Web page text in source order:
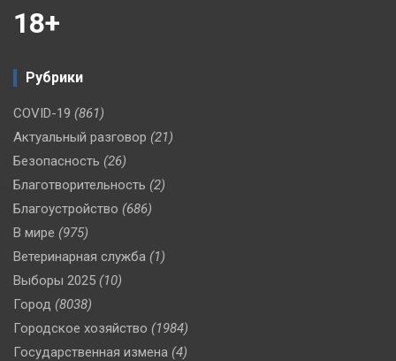
18+
Рубрики
COVID-19 (861)
Актуальный разговор (21)
Безопасность (26)
Благотворительность (2)
Благоустройство (686)
В мире (975)
Ветеринарная служба (1)
Выборы 2025 (10)
Город (8038)
Городское хозяйство (1984)
Государственная измена (4)